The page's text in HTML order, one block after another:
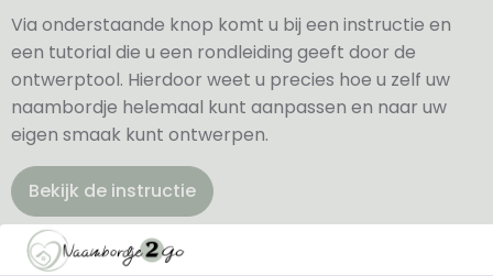
Via onderstaande knop komt u bij een instructie en
een tutorial die u een rondleiding geeft door de
ontwerptool. Hierdoor weet u precies hoe u zelf uw
naambordje helemaal kunt aanpassen en naar uw
eigen smaak kunt ontwerpen.
Bekijk de instructie